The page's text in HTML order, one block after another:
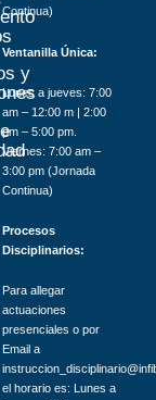
y
Continua)
Ventanilla Única:
Lunes a jueves: 7:00
am – 12:00 m | 2:00
pm – 5:00 pm.
Viernes: 7:00 am –
3:00 pm (Jornada
Continua)
Procesos
Disciplinarios:
Para allegar
actuaciones
presenciales o por
Email a
el horario es: Lunes a